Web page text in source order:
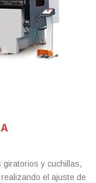
y cuchillas,
el ajuste de